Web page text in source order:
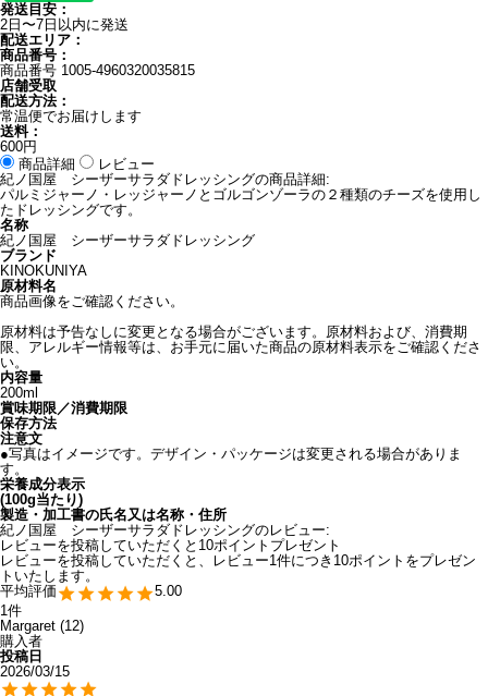
発送目安：
2日〜7日以内に発送
配送エリア：
商品番号：
商品番号 1005-4960320035815
店舗受取
配送方法：
常温便でお届けします
送料：
600円
商品詳細
レビュー
紀ノ国屋 シーザーサラダドレッシングの商品詳細:
パルミジャーノ・レッジャーノとゴルゴンゾーラの２種類のチーズを使用し
たドレッシングです。
名称
紀ノ国屋 シーザーサラダドレッシング
ブランド
KINOKUNIYA
原材料名
商品画像をご確認ください。
原材料は予告なしに変更となる場合がございます。原材料および、消費期
限、アレルギー情報等は、お手元に届いた商品の原材料表示をご確認くださ
い。
内容量
200ml
賞味期限／消費期限
保存方法
注意文
●写真はイメージです。デザイン・パッケージは変更される場合がありま
す。
栄養成分表示
(100g当たり)
製造・加工書の氏名又は名称・住所
紀ノ国屋 シーザーサラダドレッシングのレビュー:
レビューを投稿していただくと10ポイントプレゼント
レビューを投稿していただくと、レビュー1件につき10ポイントをプレゼン
トいたします。
5.00
1
Margaret 12
購入者
投稿日
2026/03/15